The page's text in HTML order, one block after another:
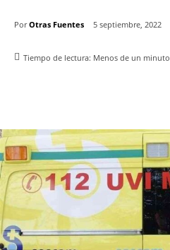
Por Otras Fuentes 5 septiembre, 2022
Tiempo de lectura: Menos de un minuto